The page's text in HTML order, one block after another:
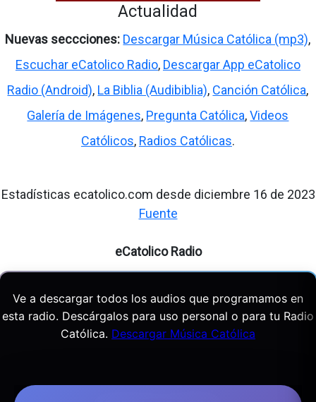
Actualidad
Nuevas seccciones: Descargar Música Católica (mp3),
Escuchar eCatolico Radio, Descargar App eCatolico
Radio (Android), La Biblia (Audibiblia), Canción Católica,
Galería de Imágenes, Pregunta Católica,Videos
Católicos, Radios Católicas.
Estadísticas ecatolico.com desde diciembre 16 de 2023
Fuente
eCatolico Radio